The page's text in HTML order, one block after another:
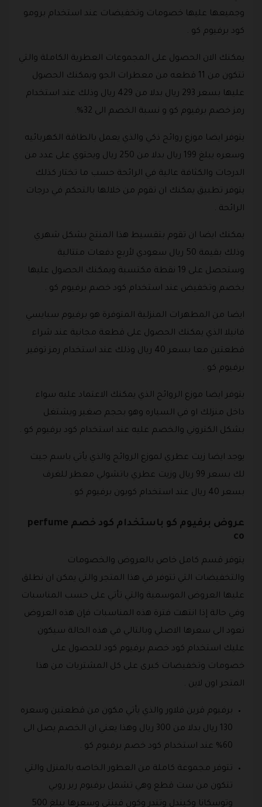
وجميعها عليها خصومات وتخفيضات عند استخدام برومو
كود برفيوم كو .
يمكنك الان الحصول على المجموعات العطرية الكاملة والتي
تتكون من 11 قطعه من معطرات الجو ويمكنك الحصول
عليها بسعر 293 ريال بدلا من 429 ريال وذلك عند استخدام
رمز خصم برفيوم كو و نسبة الخصم الى 32%.
يتوفر ايضا موزع روائح ذكي والذي يعمل بالطاقة الكهربائيه
وسعره يبلغ 199 ريال بدلا من 250 ريال ويحتوي على عدد من
الدرجات والكثافة عالية في الرائحة حسب ما تختار كذلك
يتوفر تطبيق يمكنك ان تقوم من خلالها بالتحكم في درجات
الرائحة .
يمكنك ايضا ان تقوم بتقسيط هذا المنتج بشكل شهري
وذلك بقيمة 50 ريال سعودي لأربع دفعات متتالية
وستحصل على 19 نقطة مكتسبة ويمكنك الحصول عليها
بخصم وتخفيض عند استخدام كود خصم برفيوم كو .
ايضا من المطهرات المنزلية المتوفرة هو برفيوم سبايسي
فانيلا الذي يمكنك الحصول على قطعة مجانية عند شراء
قطعتين معا بسعر 40 ريال وذلك عند استخدام رمز توفير
برفيوم كو .
يتوفر ايضا موزع الروائح الذي يمكنك الاعتماد عليه سواء
داخل منزلك او في السياره وهو بحجم صغير ويشتغل
بشكل الكتروني والخصم عليه عند استخدام كود برفيوم كو .
يوجد ايضا زيت عطري لموزع الروائح والذي يأتي باسم جيت
لك بسعر 99 ريال وزيت عطري باتشولي معطر للغرف
بسعر 40 ريال عند استخدام كوبون برفيوم كو .
عروض برفيوم كو باستخدام كود خصم perfume
co
يتوفر قسم كامل خاص بالعروض والخصومات
والتخفيضات التي تتوفر في هذا المتجر والتي يمكن ان نطلق
عليها العروض الموسمية والتي تأتي على حسب المناسبات
وفي حالة إذا انتهت فترة هذه المناسبات فإن هذه العروض
تعود الى سعرها الاصلي وبالتالي في هذه الحالة سيكون
عليك استخدام كود خصم برفيوم كود للحصول على
خصومات وتخفيضات كبرى على كل المشتريات من هذا
المتجر اون لاين .
برفيوم قرين فلاور والذي يأتي مكون من قطعتين وسعره
130 ريال بدلا من 300 ريال وهذا يعني ان الخصم يصل الى
60% عند استخدام كود خصم برفيوم كو .
تتوفر مجموعة كاملة من العطور الخاصه بالمنزل والتي
تتكون من ست قطع وهي تشمل برفيوم رير روبي
وتوسكانا وكيندل وتندر وكون فينتي وسعرها يبلغ 500